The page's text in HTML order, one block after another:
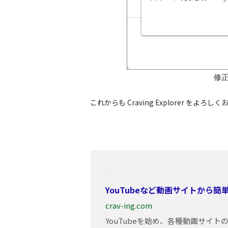
修
これからも Craving Explorer をよろしく
YouTubeなど動画サイトから簡
crav-ing.com
YouTubeを始め、各種動画サイト